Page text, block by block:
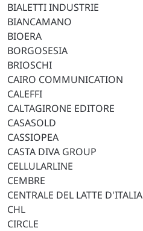
BIALETTI INDUSTRIE
BIANCAMANO
BIOERA
BORGOSESIA
BRIOSCHI
CAIRO COMMUNICATION
CALEFFI
CALTAGIRONE EDITORE
CASASOLD
CASSIOPEA
CASTA DIVA GROUP
CELLULARLINE
CEMBRE
CENTRALE DEL LATTE D'ITALIA
CHL
CIRCLE